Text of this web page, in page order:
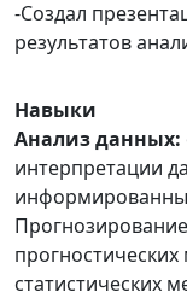
-Создал
результатов
Навыки
Анализ данных:
интерпретации
статистических